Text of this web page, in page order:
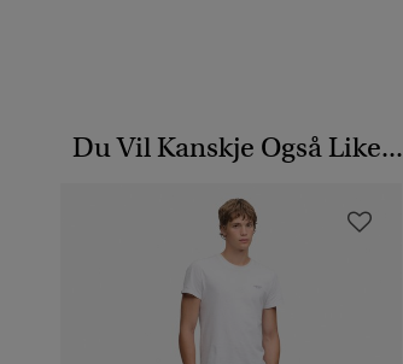
Du Vil Kanskje Også Like...